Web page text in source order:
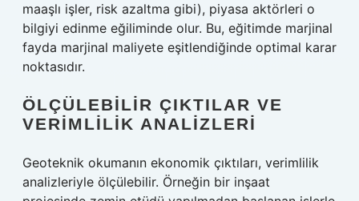
maaşlı işler, risk azaltma gibi), piyasa aktörleri o
bilgiyi edinme eğiliminde olur. Bu, eğitimde marjinal
fayda marjinal maliyete eşitlendiğinde optimal karar
noktasıdır.
ÖLÇÜLEBILIR ÇIKTILAR VE
VERIMLILIK ANALIZLERI
Geoteknik okumanın ekonomik çıktıları, verimlilik
analizleriyle ölçülebilir. Örneğin bir inşaat